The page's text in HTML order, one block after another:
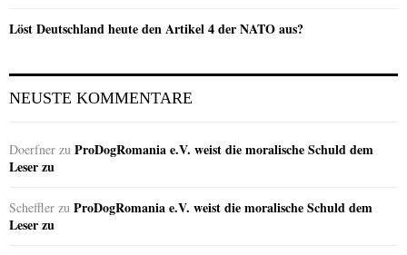
Löst Deutschland heute den Artikel 4 der NATO aus?
NEUSTE KOMMENTARE
Doerfner zu ProDogRomania e.V. weist die moralische Schuld dem
Leser zu
Scheffler zu ProDogRomania e.V. weist die moralische Schuld dem
Leser zu